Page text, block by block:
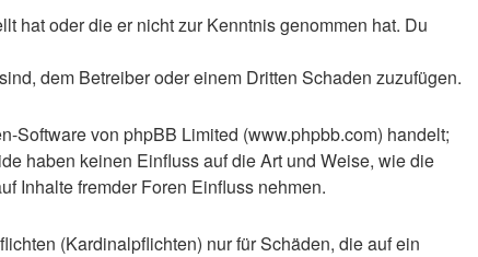
hat oder die er nicht zur Kenntnis genommen hat. Du
dem Betreiber oder einem Dritten Schaden zuzufügen.
Software von phpBB Limited (www.phpbb.com) handelt;
haben keinen Einfluss auf die Art und Weise, wie die
Inhalte fremder Foren Einfluss nehmen.
(Kardinalpflichten) nur für Schäden, die auf ein